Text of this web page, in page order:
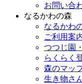
お問い合
なるかわの森
なるかわ
ご利用案
つつじ園
らくらく
森のマッ
生き物さ